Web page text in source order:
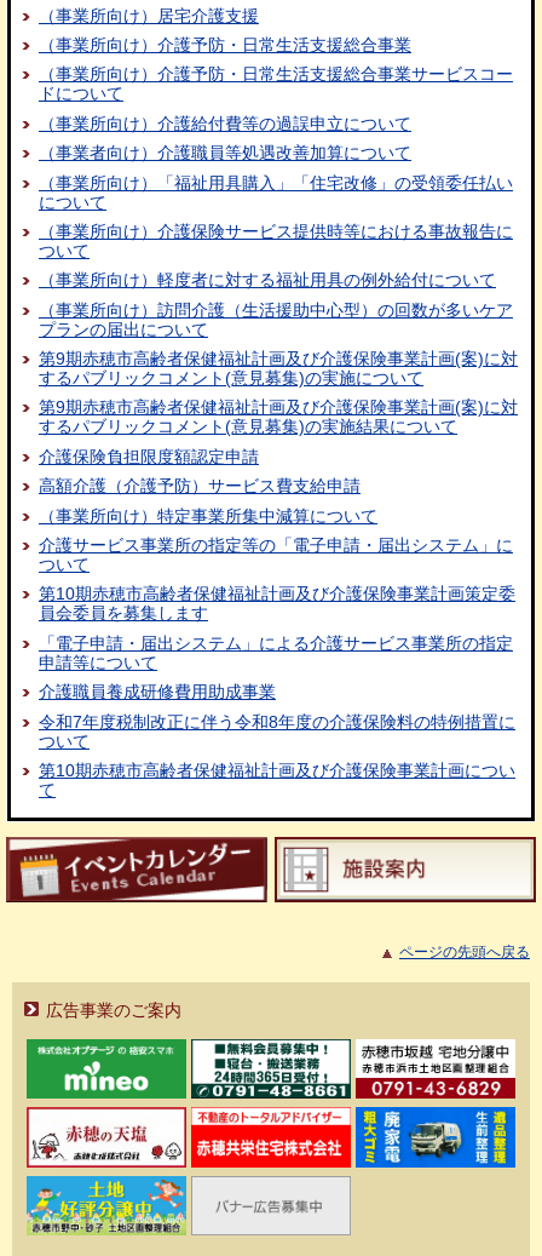
（事業所向け）居宅介護支援
（事業所向け）介護予防・日常生活支援総合事業
（事業所向け）介護予防・日常生活支援総合事業サービスコー
ドについて
（事業所向け）介護給付費等の過誤申立について
（事業者向け）介護職員等処遇改善加算について
（事業所向け）「福祉用具購入」「住宅改修」の受領委任払い
について
（事業所向け）介護保険サービス提供時等における事故報告に
ついて
（事業所向け）軽度者に対する福祉用具の例外給付について
（事業所向け）訪問介護（生活援助中心型）の回数が多いケア
プランの届出について
第9期赤穂市高齢者保健福祉計画及び介護保険事業計画(案)に対
するパブリックコメント(意見募集)の実施について
第9期赤穂市高齢者保健福祉計画及び介護保険事業計画(案)に対
するパブリックコメント(意見募集)の実施結果について
介護保険負担限度額認定申請
高額介護（介護予防）サービス費支給申請
（事業所向け）特定事業所集中減算について
介護サービス事業所の指定等の「電子申請・届出システム」に
ついて
第10期赤穂市高齢者保健福祉計画及び介護保険事業計画策定委
員会委員を募集します
「電子申請・届出システム」による介護サービス事業所の指定
申請等について
介護職員養成研修費用助成事業
令和7年度税制改正に伴う令和8年度の介護保険料の特例措置に
ついて
第10期赤穂市高齢者保健福祉計画及び介護保険事業計画につい
て
ページの先頭へ戻る
広告事業のご案内